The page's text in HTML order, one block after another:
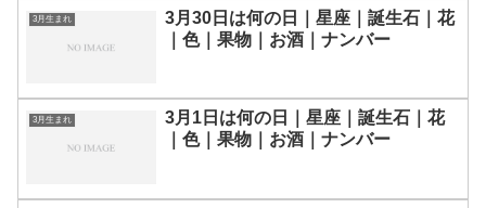
3月生まれ
3月30日は何の日｜星座｜誕生石｜花
｜色｜果物｜お酒｜ナンバー
3月生まれ
3月1日は何の日｜星座｜誕生石｜花
｜色｜果物｜お酒｜ナンバー